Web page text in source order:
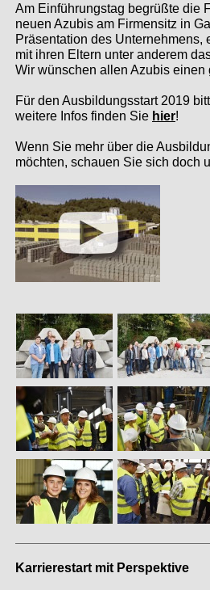
Am Einführungstag begrüßte die
neuen Azubis am Firmensitz in
Präsentation des Unternehmens,
mit ihren Eltern unter anderem
Wir wünschen allen Azubis
Für den Ausbildungsstart 2019
weitere Infos finden Sie hier!
Wenn Sie mehr über die
möchten, schauen Sie sich doch
Karrierestart mit Perspektive